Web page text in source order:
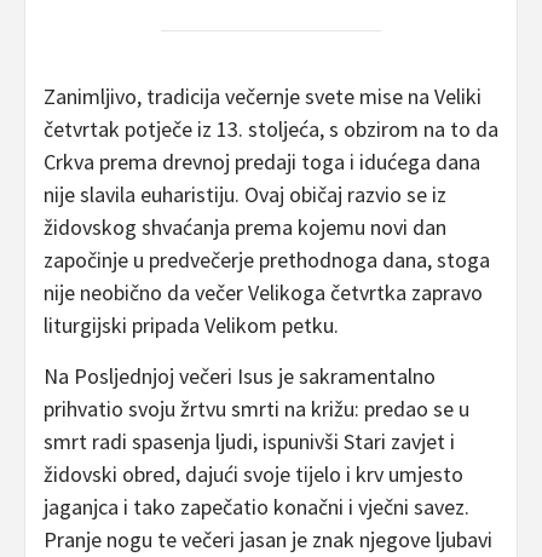
Zanimljivo, tradicija večernje svete mise na Veliki
četvrtak potječe iz 13. stoljeća, s obzirom na to da
Crkva prema drevnoj predaji toga i idućega dana
nije slavila euharistiju. Ovaj običaj razvio se iz
židovskog shvaćanja prema kojemu novi dan
započinje u predvečerje prethodnoga dana, stoga
nije neobično da večer Velikoga četvrtka zapravo
liturgijski pripada Velikom petku.
Na Posljednjoj večeri Isus je sakramentalno
prihvatio svoju žrtvu smrti na križu: predao se u
smrt radi spasenja ljudi, ispunivši Stari zavjet i
židovski obred, dajući svoje tijelo i krv umjesto
jaganjca i tako zapečatio konačni i vječni savez.
Pranje nogu te večeri jasan je znak njegove ljubavi